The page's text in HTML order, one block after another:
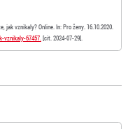
jak vznikaly? Online. In: Pro ženy. 16.10.2020.
vznikaly-67457.[cit. 2024-07-29].